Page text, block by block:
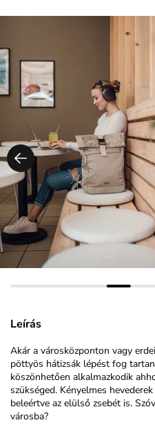
Leírás
Akár a városközponton vagy
pöttyös hátizsák lépést fog
köszönhetően alkalmazkodik
szükséged. Kényelmes
beleértve az elülső zsebét is.
városba?